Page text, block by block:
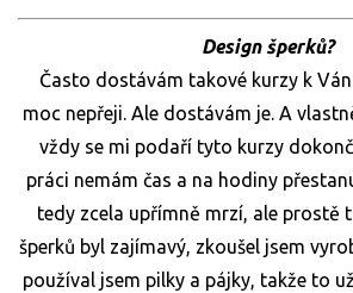
Design šperků?
Často dostávám takové kurzy k
moc nepřeji. Ale dostávám je. A
vždy se mi podaří tyto kurzy
práci nemám čas a na hodiny
tedy zcela upřímně mrzí, ale prostě
šperků byl zajímavý, zkoušel jsem
používal jsem pilky a pájky, takže to